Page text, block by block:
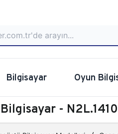
Bilgisayar Oyun
-